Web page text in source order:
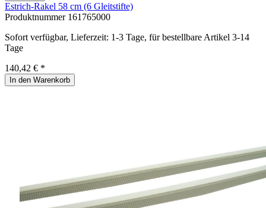
Estrich-Rakel 58 cm (6 Gleitstifte)
Produktnummer 161765000
Sofort verfügbar, Lieferzeit: 1-3 Tage, für bestellbare Artikel 3-14
Tage
140,42 € *
In den Warenkorb